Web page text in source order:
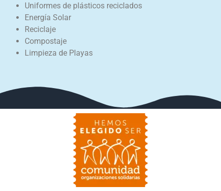
Uniformes de plásticos reciclados
Energía Solar
Reciclaje
Compostaje
Limpieza de Playas